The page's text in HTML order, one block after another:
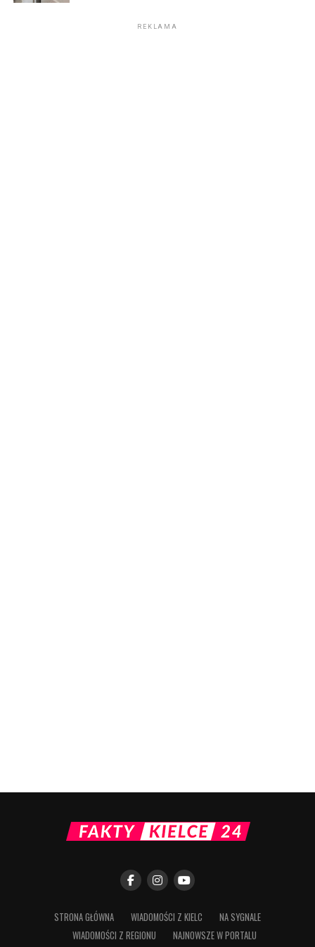
REKLAMA
STRONA GŁÓWNA WIADOMOŚCI Z KIELC
NA SYGNALE
WIADOMOŚCI Z REGIONU
NAJNOWSZE W PORTALU